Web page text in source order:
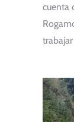
cuenta